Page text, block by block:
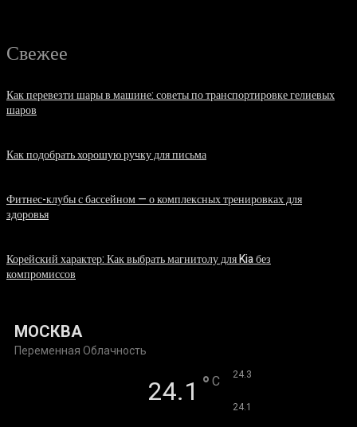
Свежее
Как перевезти шары в машине: советы по транспортировке гелиевых
шаров
Как подобрать хорошую ручку для письма
Фитнес-клубы с бассейном — о комплексных тренировках для
здоровья
Корейский характер: Как выбрать магнитолу для Kia без
компромиссов
МОСКВА
Переменная Облачность
24.1 ° C 24.3
24.1